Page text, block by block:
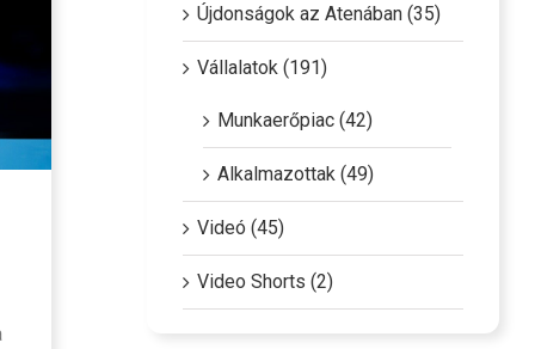
Újdonságok az Atenában (35)
Vállalatok (191)
Munkaerőpiac (42)
Alkalmazottak (49)
Videó (45)
Video Shorts (2)